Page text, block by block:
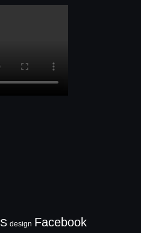
design Facebook